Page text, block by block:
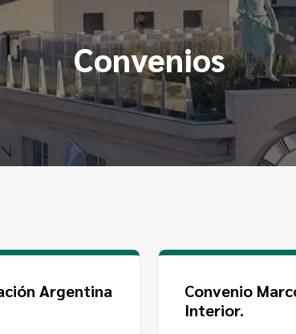
Convenios
Argentina
Convenio
Interior.